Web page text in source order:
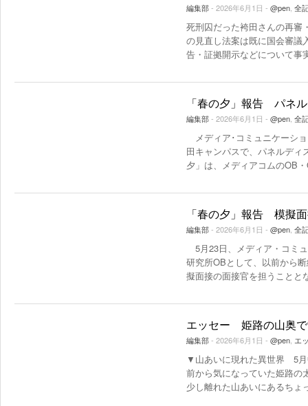
編集部- 2026年6月1日 - @pen 全
死刑囚だった袴田さんの再審
の見直し法案は既に国会審議
告・証拠開示などについて事
「春の夕」報告 パネ
編集部- 2026年6月1日 - @pen 全
メディア･コミュニケーシ
田キャンパスで、パネルディ
夕」は、メディアコムのOB
「春の夕」報告 模擬
編集部- 2026年6月1日 - @pen 全
5月23日、メディア・コミ
研究所OBとして、以前から
擬面接の面接官を担うことと
エッセー 姫路の山奥
編集部- 2026年6月1日 - @pen エ
▼山あいに現れた異世界 5月
前から気になっていた姫路の
少し離れた山あいにあるちょ